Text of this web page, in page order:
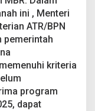
ini , Menteri
ATR/BPN
pemerintah
kriteria
program
dapat